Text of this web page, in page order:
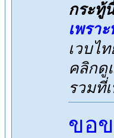
กระทู้
เพรา
เวบไ
คลิกดู
รวมที่
ขอ